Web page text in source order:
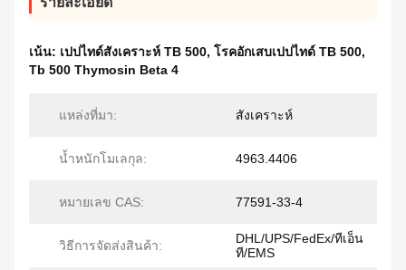
เน้น: เปปไทด์สังเคราะห์ TB 500, โรคอักเสบเปปไทด์ TB 500,
Tb 500 Thymosin Beta 4
แหล่งที่มา: สังเคราะห์
น้ำหนักโมเลกุล: 4963.4406
หมายเลข CAS: 77591-33-4
วิธีการจัดส่งสินค้า:
DHL/UPS/FedEx/ทีเอ็น
ที/EMS